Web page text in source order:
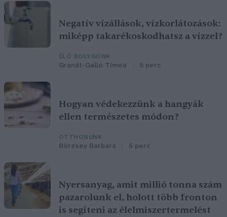
Negatív vízállások, vízkorlátozások:
miképp takarékoskodhatsz a vízzel?
ÉLŐ BOLYGÓNK
Granát-Galló Tímea 5 perc
Hogyan védekezzünk a hangyák
ellen természetes módon?
OTTHONUNK
Börzsey Barbara 5 perc
Nyersanyag, amit millió tonna szám
pazarolunk el, holott több fronton
is segíteni az élelmiszertermelést